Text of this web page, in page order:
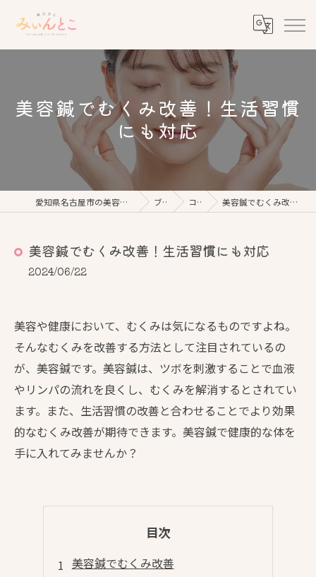
美容鍼でむくみ改善！生活習慣
にも対応
愛知県名古屋市の美容鍼なら鍼灸美心みぃんとこ ブログ コラム 美容鍼でむくみ改善！生活習慣にも対応
美容鍼でむくみ改善！生活習慣にも対応
2024/06/22
美容や健康において、むくみは気になるものですよね。
そんなむくみを改善する方法として注目されているの
が、美容鍼です。美容鍼は、ツボを刺激することで血液
やリンパの流れを良くし、むくみを解消するとされてい
ます。また、生活習慣の改善と合わせることでより効果
的なむくみ改善が期待できます。美容鍼で健康的な体を
手に入れてみませんか？
目次
美容鍼でむくみ改善